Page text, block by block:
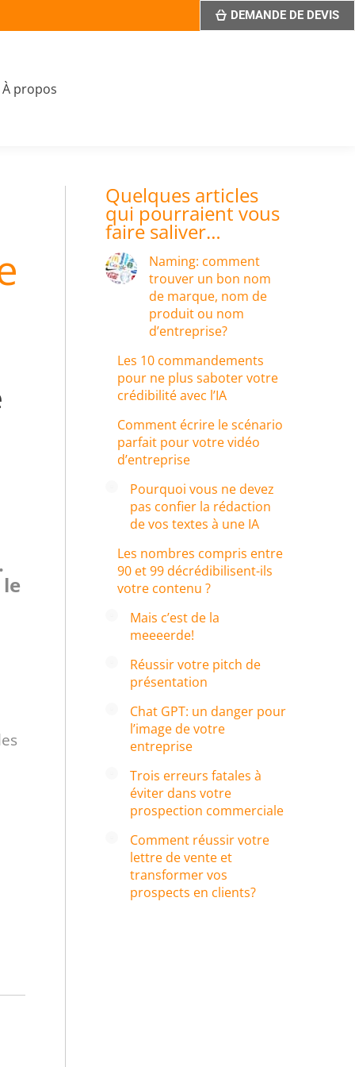
DEMANDE DE DEVIS
À propos
Quelques articles
qui pourraient vous
faire saliver…
Naming: comment
trouver un bon nom
de marque, nom de
produit ou nom
d’entreprise?
Les 10 commandements
pour ne plus saboter votre
crédibilité avec l’IA
Comment écrire le scénario
parfait pour votre vidéo
d’entreprise
Pourquoi vous ne devez
pas confier la rédaction
de vos textes à une IA
Les nombres compris entre
90 et 99 décrédibilisent-ils
votre contenu ?
Mais c’est de la
meeeerde!
Réussir votre pitch de
présentation
Chat GPT: un danger pour
l’image de votre
entreprise
Trois erreurs fatales à
éviter dans votre
prospection commerciale
Comment réussir votre
lettre de vente et
transformer vos
prospects en clients?